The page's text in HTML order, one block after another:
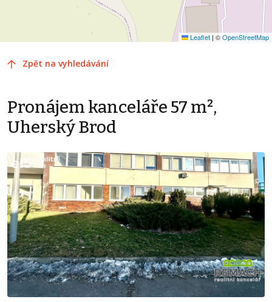
Leaflet | ©OpenStreetMap
Zpět na vyhledávání
Pronájem kanceláře 57 m²,
Uherský Brod